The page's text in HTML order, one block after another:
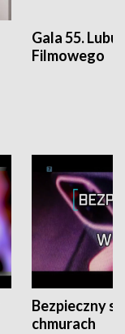
Gala 55.
Filmowego
Bezpieczny
chmurach